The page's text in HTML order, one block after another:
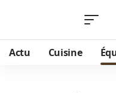
Actu Cuisine